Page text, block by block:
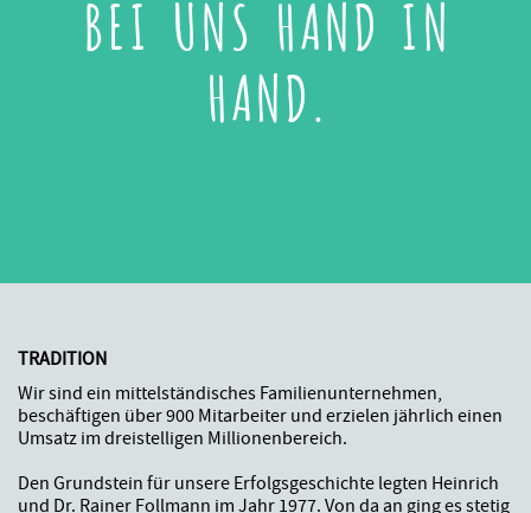
BEI UNS HAND IN
HAND.
TRADITION
Wir sind ein mittelständisches Familienunternehmen,
beschäftigen über 900 Mitarbeiter und erzielen jährlich einen
Umsatz im dreistelligen Millionenbereich.
Den Grundstein für unsere Erfolgsgeschichte legten Heinrich
und Dr. Rainer Follmann im Jahr 1977. Von da an ging es stetig